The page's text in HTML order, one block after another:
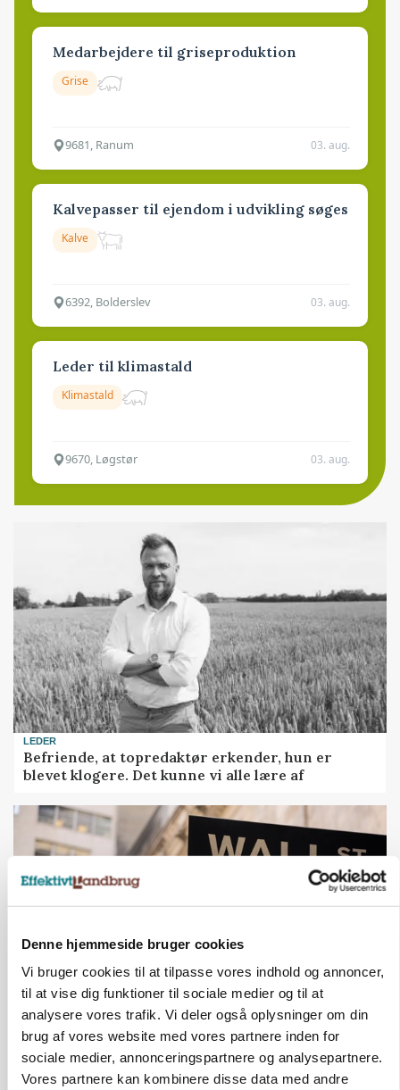
Denne hjemmeside bruger cookies
Vi bruger cookies til at tilpasse vores indhold og annoncer,
til at vise dig funktioner til sociale medier og til at
analysere vores trafik. Vi deler også oplysninger om din
brug af vores website med vores partnere inden for
sociale medier, annonceringspartnere og analysepartnere.
Vores partnere kan kombinere disse data med andre
Medarbejdere til griseproduktion
Grise
9681, Ranum 03. aug.
Kalvepasser til ejendom i udvikling søges
Kalve
6392, Bolderslev 03. aug.
Leder til klimastald
Klimastald
9670, Løgstør 03. aug.
LEDER
Befriende, at topredaktør erkender, hun er
blevet klogere. Det kunne vi alle lære af
MARKEDSFOKUS
Nye aktierekorder – og den brutale lektie fra et
24-årigt finansgeni